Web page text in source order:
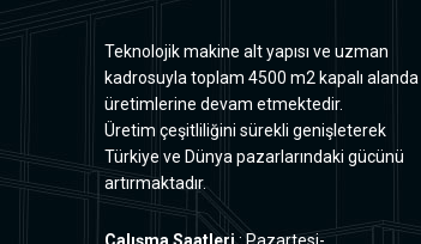
Teknolojik makine alt yapısı ve uzman
kadrosuyla toplam 4500 m2 kapalı alanda
üretimlerine devam etmektedir.
Üretim çeşitliliğini sürekli genişleterek
Türkiye ve Dünya pazarlarındaki gücünü
artırmaktadır.